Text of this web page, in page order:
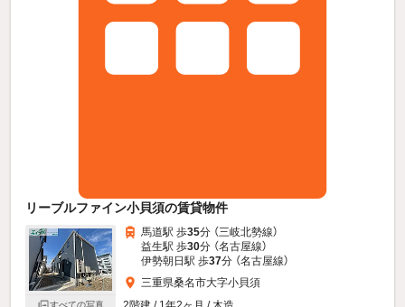
リーブルファイン小貝須の賃貸物件
すべての写真
馬道駅 歩35分 （三岐北勢線）
益生駅 歩30分 （名古屋線）
伊勢朝日駅 歩37分 （名古屋線）
三重県桑名市大字小貝須